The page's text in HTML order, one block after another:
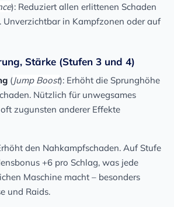
): Reduziert allen erlittenen Schaden
Unverzichtbar in Kampfzonen oder auf
Stärke (Stufen 3 und 4)
(Jump Boost): Erhöht die Sprunghöhe
Nützlich für unwegsames
zugunsten anderer Effekte
den Nahkampfschaden. Auf Stufe
+6 pro Schlag, was jede
Maschine macht – besonders
und Raids.